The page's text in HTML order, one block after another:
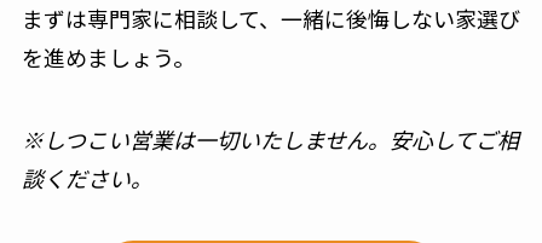
まずは専門家に相談して、一緒に後悔しない家選び
を進めましょう。
※しつこい営業は一切いたしません。安心してご相
談ください。